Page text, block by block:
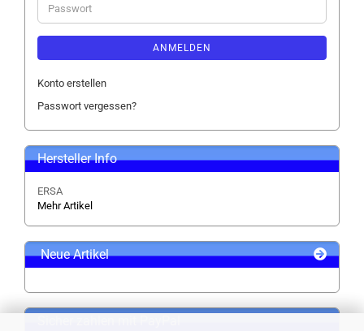
Passwort
ANMELDEN
Konto erstellen
Passwort vergessen?
Hersteller Info
ERSA
Mehr Artikel
Neue Artikel